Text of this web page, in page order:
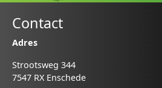
Contact
Adres
Strootsweg 344
7547 RX Enschede